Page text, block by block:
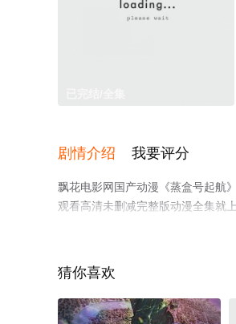
剧情介绍 我要评分
飘花电影网国产动漫《蒸盒号起航
观看高清未删减完整版动漫全集就
猜你喜欢